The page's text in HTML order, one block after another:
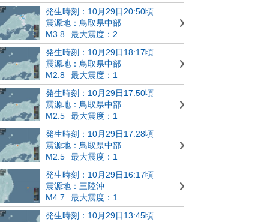
発生時刻：10月29日20:50頃
震源地：鳥取県中部
M3.8
最大震度：2
発生時刻：10月29日18:17頃
震源地：鳥取県中部
M2.8
最大震度：1
発生時刻：10月29日17:50頃
震源地：鳥取県中部
M2.5
最大震度：1
発生時刻：10月29日17:28頃
震源地：鳥取県中部
M2.5
最大震度：1
発生時刻：10月29日16:17頃
震源地：三陸沖
M4.7
最大震度：1
発生時刻：10月29日13:45頃